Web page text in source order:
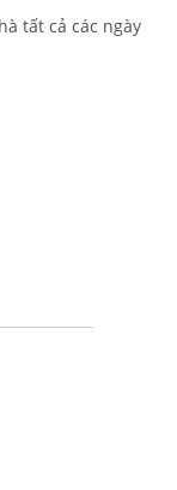
tất cả các ngày